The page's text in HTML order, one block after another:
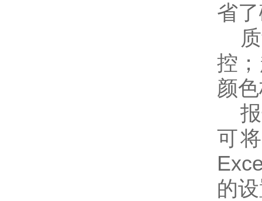
省
质
控
颜
报
可
的